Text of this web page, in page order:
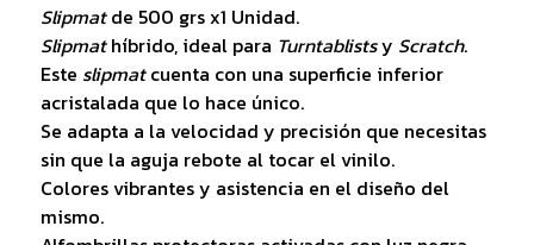
Slipmatde 500 grs x1 Unidad.
Slipmathíbrido, ideal para Turntablistsy Scratch.
Este slipmatcuenta con una superficie inferior
acristalada que lo hace único.
Se adapta a la velocidad y precisión que necesitas
sin que la aguja rebote al tocar el vinilo.
Colores vibrantes y asistencia en el diseño del
mismo.